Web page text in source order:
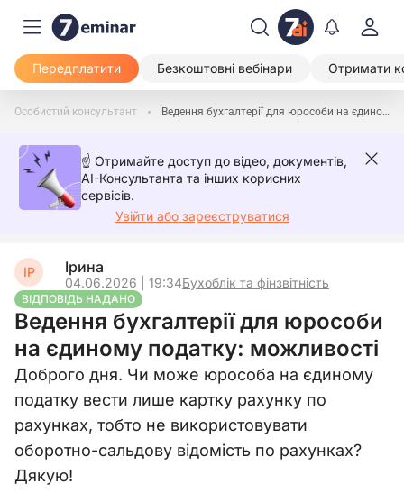
Передплатити Безкоштовні вебінари Отримати
Особистий консультант Ведення бухгалтерії для юрособи на єдиному податку: можливості
☝️ Отримайте доступ до відео, документів,
AI-Консультанта та інших корисних
сервісів.
Увійти або зареєструватися
ІР Ірина
04.06.2026 | 19:34Бухоблік та фінзвітність
ВІДПОВІДЬ НАДАНО
Ведення бухгалтерії для юрособи
на єдиному податку: можливості
Доброго дня. Чи може юрособа на єдиному
податку вести лише картку рахунку по
рахунках, тобто не використовувати
оборотно-сальдову відомість по рахунках?
Дякую!